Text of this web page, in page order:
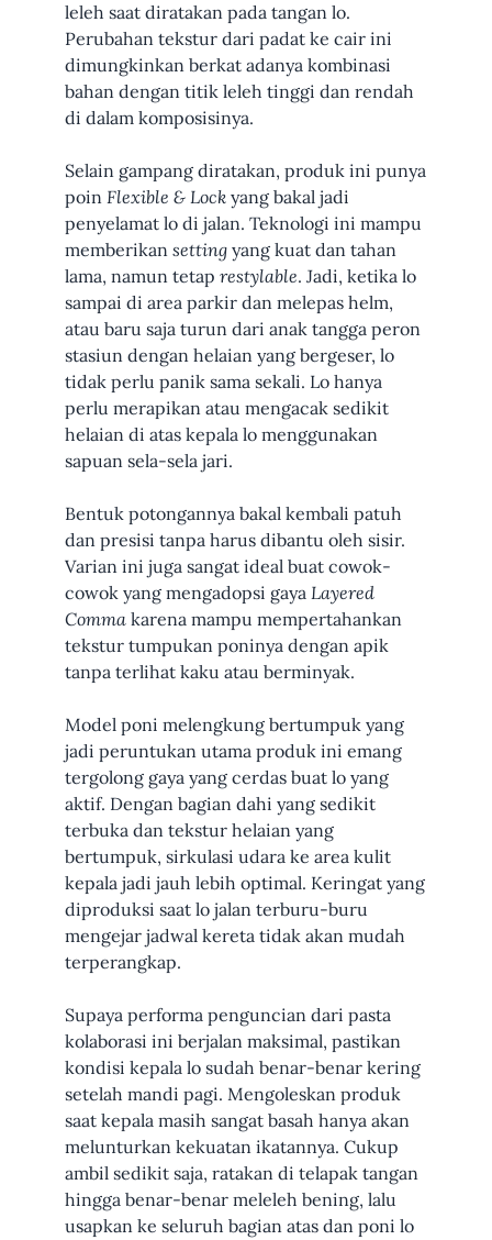
leleh saat diratakan pada tangan lo.
Perubahan tekstur dari padat ke cair ini
dimungkinkan berkat adanya kombinasi
bahan dengan titik leleh tinggi dan rendah
di dalam komposisinya.
Selain gampang diratakan, produk ini punya
poin Flexible & Lockyang bakal jadi
penyelamat lo di jalan. Teknologi ini mampu
memberikan settingyang kuat dan tahan
lama, namun tetap restylable. Jadi, ketika lo
sampai di area parkir dan melepas helm,
atau baru saja turun dari anak tangga peron
stasiun dengan helaian yang bergeser, lo
tidak perlu panik sama sekali. Lo hanya
perlu merapikan atau mengacak sedikit
helaian di atas kepala lo menggunakan
sapuan sela-sela jari.
Bentuk potongannya bakal kembali patuh
dan presisi tanpa harus dibantu oleh sisir.
Varian ini juga sangat ideal buat cowok-
cowok yang mengadopsi gaya Layered
Commakarena mampu mempertahankan
tekstur tumpukan poninya dengan apik
tanpa terlihat kaku atau berminyak.
Model poni melengkung bertumpuk yang
jadi peruntukan utama produk ini emang
tergolong gaya yang cerdas buat lo yang
aktif. Dengan bagian dahi yang sedikit
terbuka dan tekstur helaian yang
bertumpuk, sirkulasi udara ke area kulit
kepala jadi jauh lebih optimal. Keringat yang
diproduksi saat lo jalan terburu-buru
mengejar jadwal kereta tidak akan mudah
terperangkap.
Supaya performa penguncian dari pasta
kolaborasi ini berjalan maksimal, pastikan
kondisi kepala lo sudah benar-benar kering
setelah mandi pagi. Mengoleskan produk
saat kepala masih sangat basah hanya akan
melunturkan kekuatan ikatannya. Cukup
ambil sedikit saja, ratakan di telapak tangan
hingga benar-benar meleleh bening, lalu
usapkan ke seluruh bagian atas dan poni lo